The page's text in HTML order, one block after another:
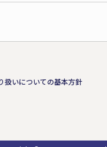
扱いについての基本方針